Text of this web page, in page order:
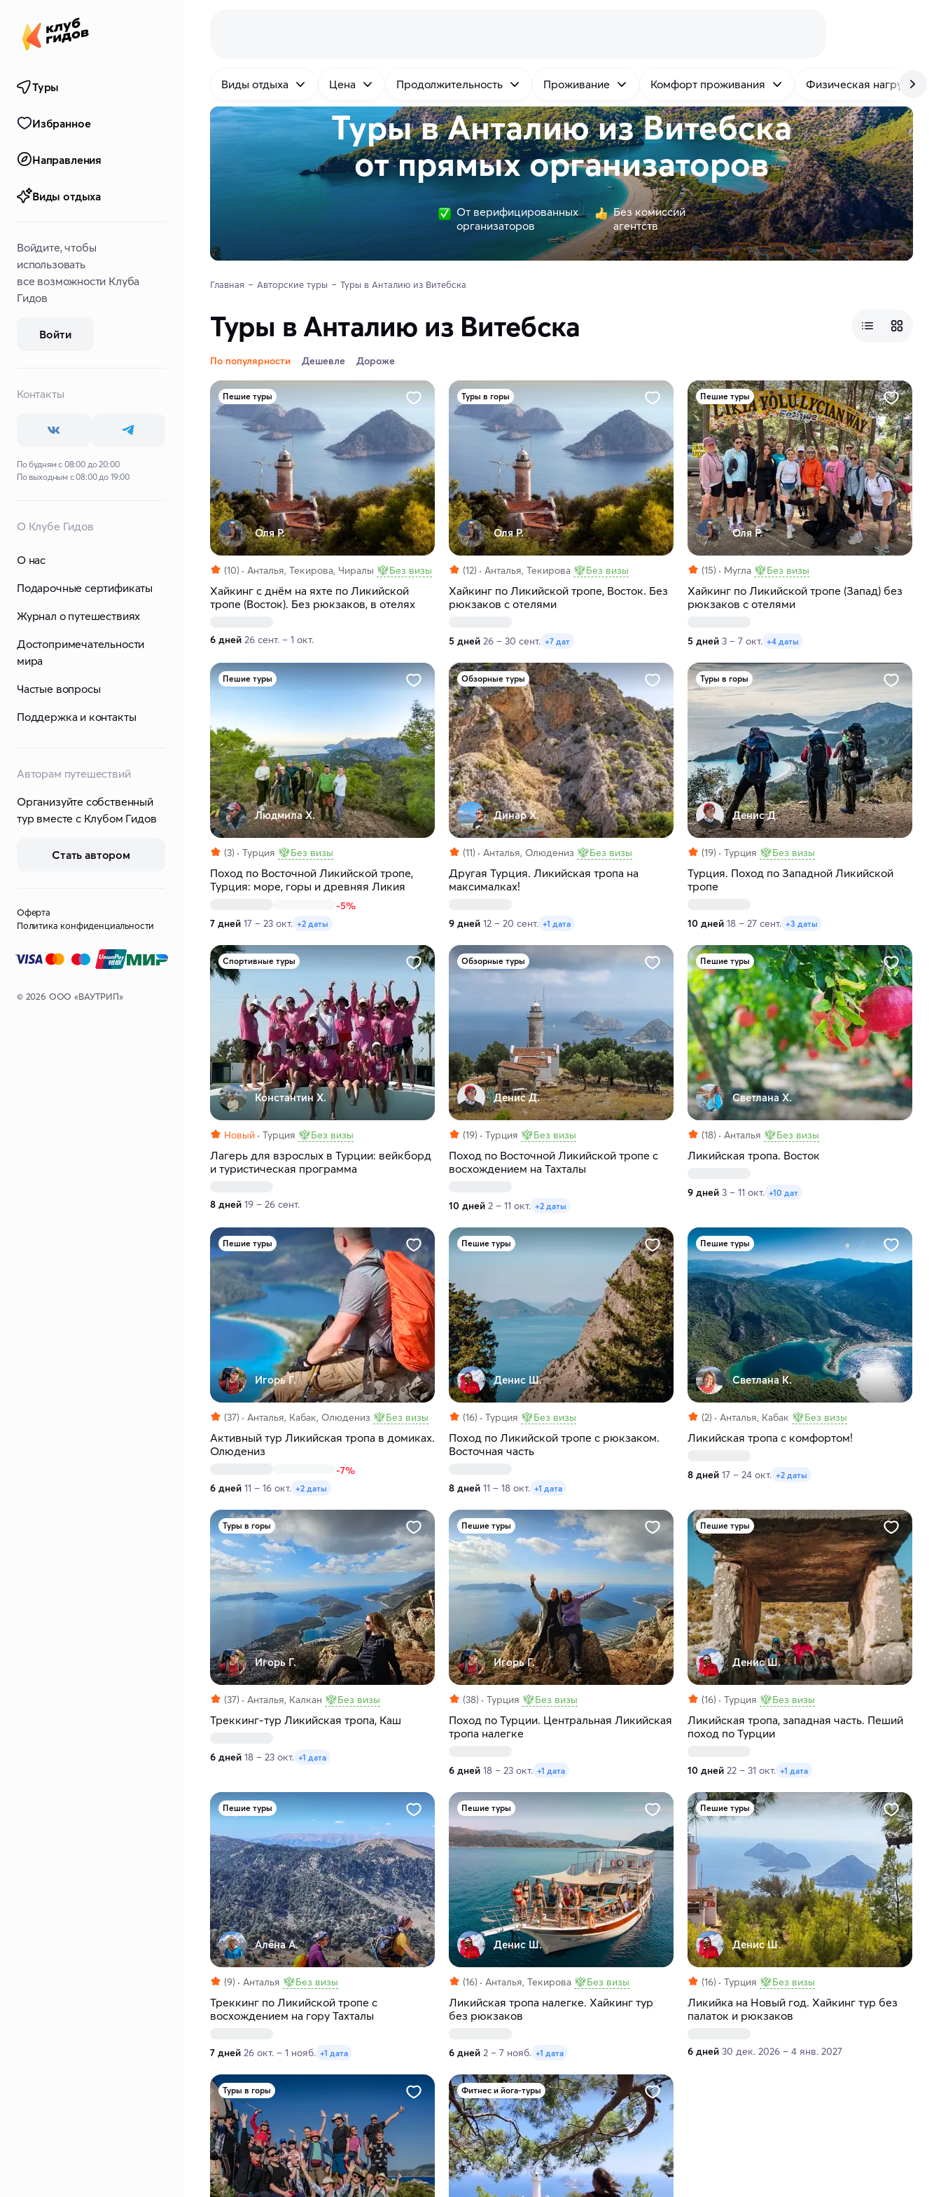
Туры
Избранное
Направления
Виды отдыха
Войдите, чтобы
использовать
все возможности Клуба
Гидов
Войти
Контакты
По будням с 08:00 до 20:00
По выходным с 08:00 до 19:00
О Клубе Гидов
О нас
Подарочные сертификаты
Журнал о путешествиях
Достопримечательности
мира
Частые вопросы
Поддержка и контакты
Авторам путешествий
Организуйте собственный
тур вместе с Клубом Гидов
Стать автором
Оферта
Политика конфиденциальности
© 2026 ООО «ВАУТРИП»
Виды отдыха Цена Продолжительность Проживание Комфорт проживания Физическая нагрузка
Туры в Анталию из Витебска
отпрямыхорганизаторов
От верифицированных
организаторов
Без комиссий
агентств
Главная Авторские туры Туры в Анталию из Витебска
Туры в Анталию из Витебска
По популярности Дешевле Дороже
Пешие туры
Оля Р.
(10) Анталья, Текирова, Чиралы Без визы
Xайкинг c днём на яхте по Ликийской
тропе (Восток). Без рюкзаков, в отелях
6 дней 26 сент. – 1 окт.
Туры в горы
Оля Р.
(12) Анталья, Текирова Без визы
Хайкинг по Ликийской тропе, Восток. Без
рюкзаков с отелями
5 дней 26 – 30 сент. +7 дат
Пешие туры
Оля Р.
(15) Мугла Без визы
Хайкинг по Ликийской тропе (Запад) без
рюкзаков с отелями
5 дней 3 – 7 окт. +4 даты
Пешие туры
Людмила Х.
(3) Турция Без визы
Поход по Восточной Ликийской тропе,
Турция: море, горы и древняя Ликия
-5%
7 дней 17 – 23 окт. +2 даты
Обзорные туры
Динар Х.
(11) Анталья, Олюдениз Без визы
Другая Турция. Ликийская тропа на
максималках!
9 дней 12 – 20 сент. +1 дата
Туры в горы
Денис Д.
(19) Турция Без визы
Турция. Поход по Западной Ликийской
тропе
10 дней 18 – 27 сент. +3 даты
Спортивные туры
Константин Х.
Новый Турция Без визы
Лагерь для взрослых в Турции: вейкборд
и туристическая программа
8 дней 19 – 26 сент.
Обзорные туры
Денис Д.
(19) Турция Без визы
Поход по Восточной Ликийской тропе с
восхождением на Тахталы
10 дней 2 – 11 окт. +2 даты
Пешие туры
Светлана Х.
(18) Анталья Без визы
Ликийская тропа. Восток
9 дней 3 – 11 окт. +10 дат
Пешие туры
Игорь Г.
(37) Анталья, Кабак, Олюдениз Без визы
Активный тур Ликийская тропа в домиках.
Олюдениз
-7%
6 дней 11 – 16 окт. +2 даты
Пешие туры
Денис Ш.
(16) Турция Без визы
Поход по Ликийской тропе с рюкзаком.
Восточная часть
8 дней 11 – 18 окт. +1 дата
Пешие туры
Светлана К.
(2) Анталья, Кабак Без визы
Ликийская тропа с комфортом!
8 дней 17 – 24 окт. +2 даты
Туры в горы
Игорь Г.
(37) Анталья, Калкан Без визы
Треккинг-тур Ликийская тропа, Каш
6 дней 18 – 23 окт. +1 дата
Пешие туры
Игорь Г.
(38) Турция Без визы
Поход по Турции. Центральная Ликийская
тропа налегке
6 дней 18 – 23 окт. +1 дата
Пешие туры
Денис Ш.
(16) Турция Без визы
Ликийская тропа, западная часть. Пеший
поход по Турции
10 дней 22 – 31 окт. +1 дата
Пешие туры
Алёна А.
(9) Анталья Без визы
Треккинг по Ликийской тропе с
восхождением на гору Тахталы
7 дней 26 окт. – 1 нояб. +1 дата
Пешие туры
Денис Ш.
(16) Анталья, Текирова Без визы
Ликийская тропа налегке. Хайкинг тур
без рюкзаков
6 дней 2 – 7 нояб. +1 дата
Пешие туры
Денис Ш.
(16) Турция Без визы
Ликийка на Новый год. Хайкинг тур без
палаток и рюкзаков
6 дней 30 дек. 2026 – 4 янв. 2027
Туры в горы Фитнес и йога-туры